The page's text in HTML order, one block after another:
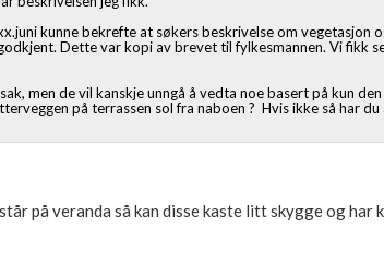
kunne bekrefte at søkers beskrivelse om vegetasjon
Dette var kopi av brevet til fylkesmannen. Vi fikk
men de vil kanskje unngå å vedta noe basert på kun den
på terrassen sol fra naboen ? Hvis ikke så har du
på veranda så kan disse kaste litt skygge og har